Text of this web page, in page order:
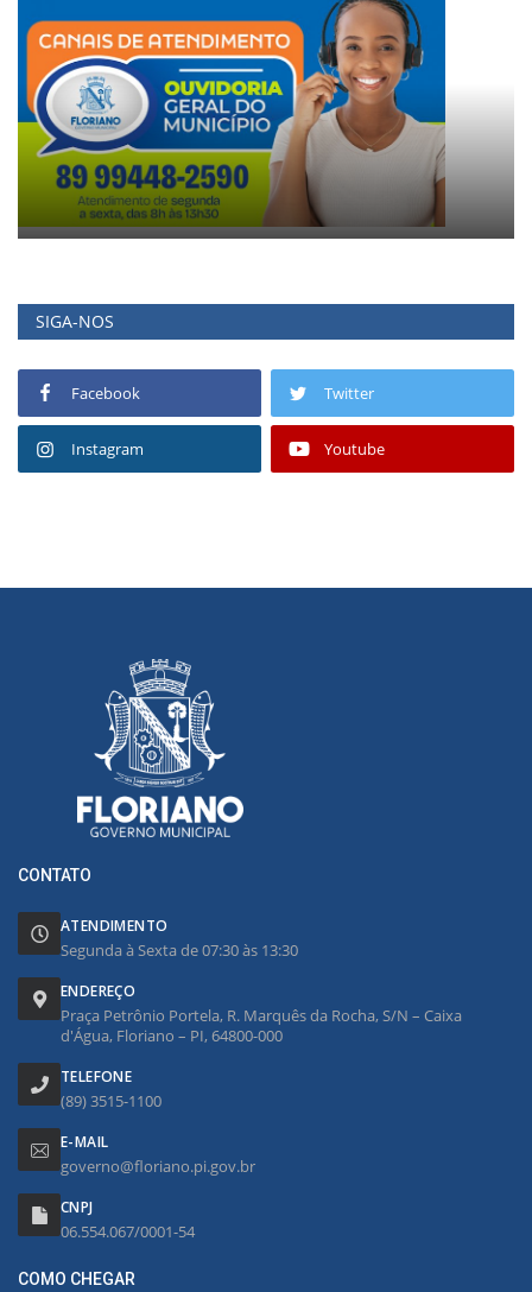
SIGA-NOS
Facebook Twitter
Instagram Youtube
CONTATO
ATENDIMENTO
Segunda à Sexta de 07:30 às 13:30
ENDEREÇO
Praça Petrônio Portela, R. Marquês da Rocha, S/N – Caixa
d'Água, Floriano – PI, 64800-000
TELEFONE
(89) 3515-1100
E-MAIL
governo@floriano.pi.gov.br
CNPJ
06.554.067/0001-54
COMO CHEGAR